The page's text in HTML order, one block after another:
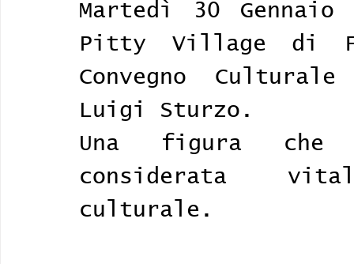
Martedì 30
Pitty Village di
Convegno
Luigi Sturzo.
Una figura che
considerata
culturale.